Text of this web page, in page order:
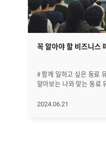
꼭 알아야 할 비즈니스
# 함께 일하고 싶은 동료
알아보는 나와 맞는 동료
클립의 주제입니다. 내가 '
2024.06.21